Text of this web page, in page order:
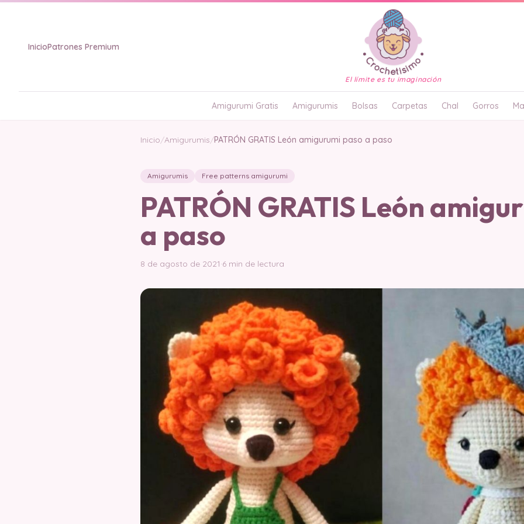
InicioPatrones Premium
El límite es tu imaginación
Amigurumi Gratis Amigurumis Bolsas Carpetas Chal Gorros
Inicio/Amigurumis/PATRÓN GRATIS León amigurumi paso a paso
Amigurumis Free patterns amigurumi
PATRÓN GRATIS León
a paso
8 de agosto de 2021·6 min de lectura